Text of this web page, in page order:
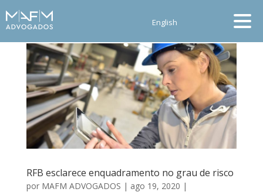
English
RFB esclarece enquadramento no grau de risco
por MAFM ADVOGADOS | ago 19, 2020 |